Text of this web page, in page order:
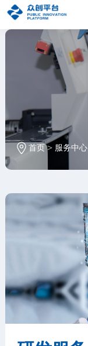
首页 > 服务中心